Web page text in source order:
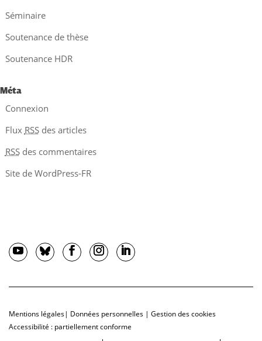
Séminaire
Soutenance de thèse
Soutenance HDR
Méta
Connexion
Flux RSSdes articles
RSSdes commentaires
Site de WordPress-FR
Mentions légales| Données personnelles | Gestion des cookies
Accessibilité : partiellement conforme